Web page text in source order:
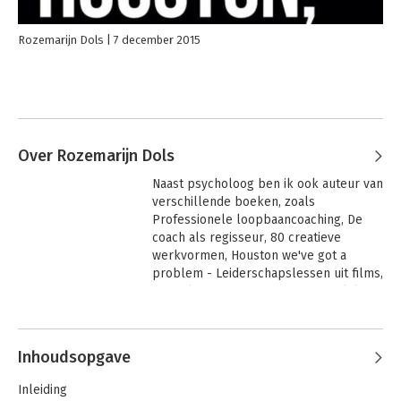
Rozemarijn Dols 7 december 2015
Over Rozemarijn Dols
Naast psycholoog ben ik ook auteur van
verschillende boeken, zoals
Professionele loopbaancoaching, De
coach als regisseur, 80 creatieve
werkvormen, Houston we've got a
problem - Leiderschapslessen uit films,
Bevrijdingsspel - een tool voor
Andere boeken door Rozemarijn
Dols
Inhoudsopgave
Inleiding